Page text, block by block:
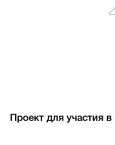
Проект для участия в